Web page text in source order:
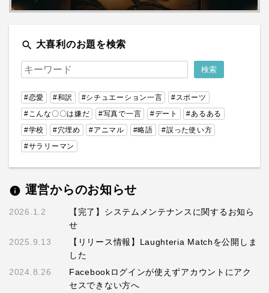
search 大喜利のお題を検索
#恋愛 #和訳 #シチュエーション一言
#スポーツ
#こんな〇〇は嫌だ
#写真で一言 #デート
#あるある
#学校
#穴埋め #アニマル #略語
#誤った使い方
#サラリーマン
info 運営からのお知らせ
2026.1.2
【完了】システムメンテナンスに関するお知ら
せ
2025.9.13
【リリース情報】Laughteria Matchを公開しま
した
2024.8.26
Facebookログインが使えずアカウントにアク
セスできない方へ